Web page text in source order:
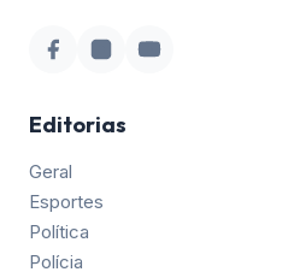
Editorias
Geral
Esportes
Política
Polícia